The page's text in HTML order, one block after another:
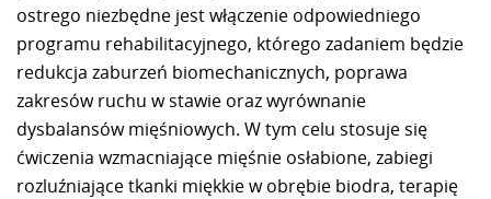
ostrego niezbędne jest włączenie odpowiedniego
programu rehabilitacyjnego, którego zadaniem będzie
redukcja zaburzeń biomechanicznych, poprawa
zakresów ruchu w stawie oraz wyrównanie
dysbalansów mięśniowych. W tym celu stosuje się
ćwiczenia wzmacniające mięśnie osłabione, zabiegi
rozluźniające tkanki miękkie w obrębie biodra, terapię